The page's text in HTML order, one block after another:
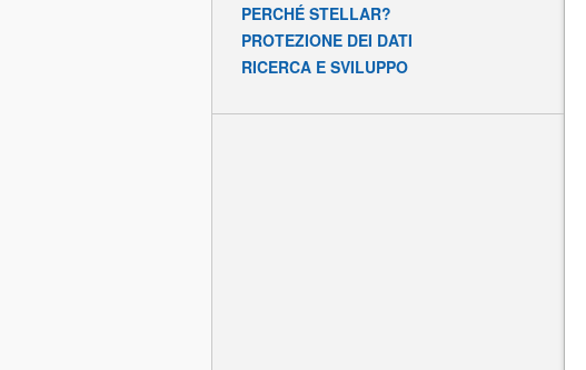
PERCHÉ STELLAR?
PROTEZIONE DEI DATI
RICERCA E SVILUPPO